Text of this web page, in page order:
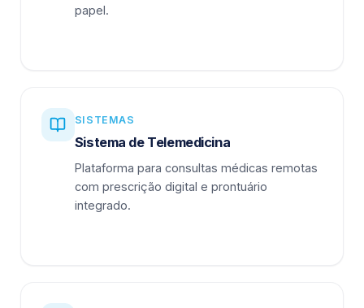
papel.
SISTEMAS
Sistema de Telemedicina
Plataforma para consultas médicas remotas
com prescrição digital e prontuário
integrado.